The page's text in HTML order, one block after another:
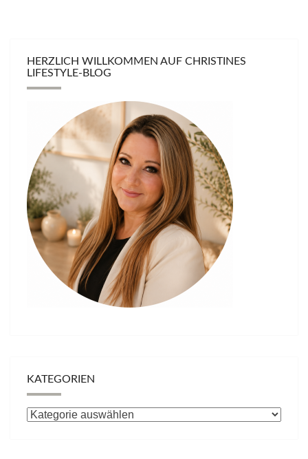
HERZLICH WILLKOMMEN AUF CHRISTINES
LIFESTYLE-BLOG
KATEGORIEN
Kategorien